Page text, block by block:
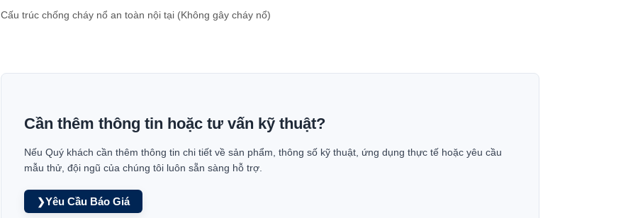
Cấu trúc chống cháy nổ an toàn nội tại (Không gây cháy nổ)
Cần thêm thông tin hoặc tư vấn kỹ thuật?
Nếu Quý khách cần thêm thông tin chi tiết về sản phẩm, thông số kỹ thuật, ứng dụng thực tế hoặc yêu cầu
mẫu thử, đội ngũ của chúng tôi luôn sẵn sàng hỗ trợ.
❯Yêu Cầu Báo Giá